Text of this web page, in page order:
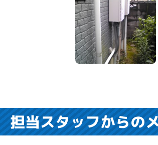
担当スタッフからの